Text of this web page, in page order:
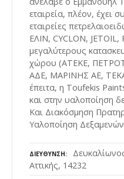
εταιρεία, πλέον, έχει
εταιρείες
ΕΛΙΝ, CYCLON,
μεγαλύτερους
χώρου (ΑΤΕΚΕ,
ΑΔΕ, ΜΑΡΙΝΗΣ ΑΕ,
έπειτα, η Toufekis
και στην υαλοποίηση
Και Διακόσμηση
Υαλοποίηση Δεξαμενών
ΔΙΕΎΘΥΝΣΗ
Αττικής, 14232